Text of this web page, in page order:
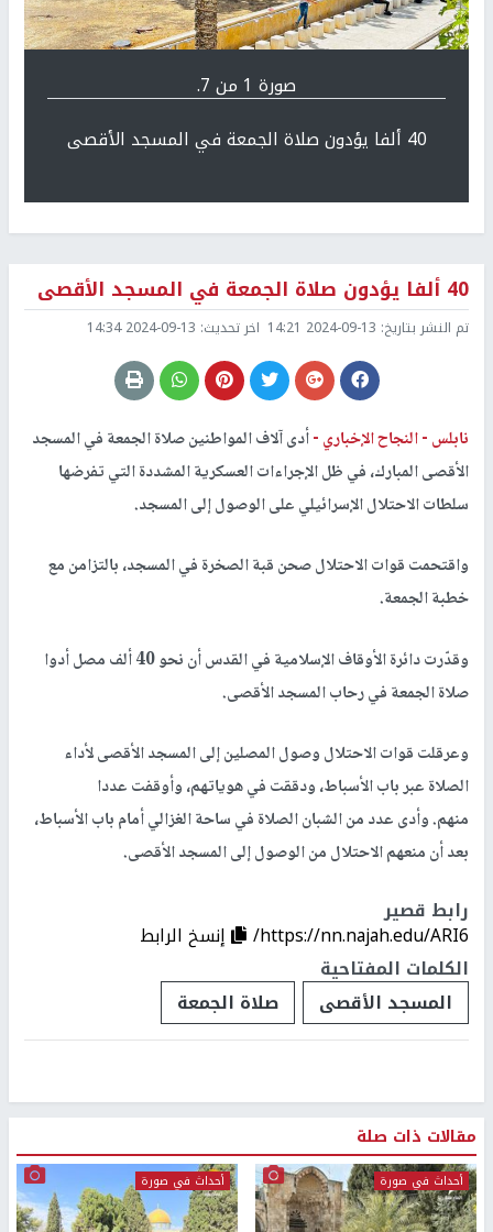
صورة 1 من 7.
40 ألفا يؤدون صلاة الجمعة في المسجد الأقصى
40 ألفا يؤدون صلاة الجمعة في المسجد الأقصى
تم النشر بتاريخ: 2024-09-13 14:21 اخر تحديث: 2024-09-13 14:34
نابلس -النجاح الإخباري -أدى آلاف المواطنين صلاة الجمعة في المسجد
الأقصى المبارك، في ظل الإجراءات العسكرية المشددة التي تفرضها
سلطات الاحتلال الإسرائيلي على الوصول إلى المسجد.
واقتحمت قوات الاحتلال صحن قبة الصخرة في المسجد، بالتزامن مع
خطبة الجمعة.
وقدّرت دائرة الأوقاف الإسلامية في القدس أن نحو 40 ألف مصل أدوا
صلاة الجمعة في رحاب المسجد الأقصى.
وعرقلت قوات الاحتلال وصول المصلين إلى المسجد الأقصى لأداء
الصلاة عبر باب الأسباط، ودققت في هوياتهم، وأوقفت عددا
منهم. وأدى عدد من الشبان الصلاة في ساحة الغزالي أمام باب الأسباط،
بعد أن منعهم الاحتلال من الوصول إلى المسجد الأقصى.
رابط قصير
https://nn.najah.edu/ARI6/
إنسخ الرابط
الكلمات المفتاحية
المسجد الأقصى
صلاة الجمعة
مقالات ذات صلة
أحداث في صورة أحداث في صورة